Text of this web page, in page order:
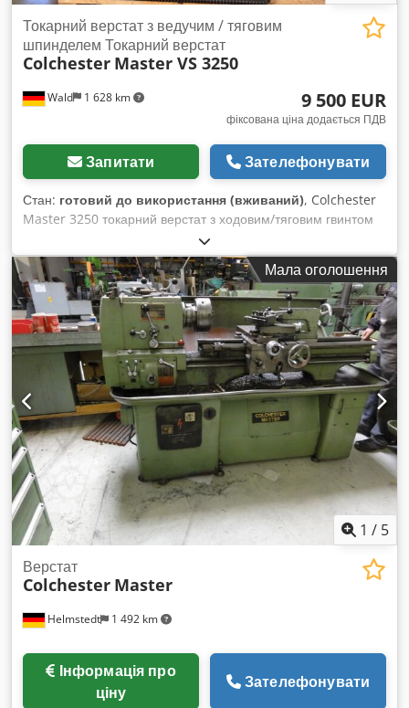
Wald 1 628 km
Токарний верстат з ведучим / тяговим
шпинделем Токарний верстат
Colchester Master VS 3250
9 500 EUR
фіксована ціна додається ПДВ
Запитати Зателефонувати
Стан: готовий до використання (вживаний), Colchester
Master 3250 токарний верстат з ходовим/тяговим гвинтом
Діаметр обробки над станиною: 350 мм Діаметр обробки
над супортом: бл. 196 мм Висота центрів: 170 мм Діаметр
отвору шпинделя: 42 мм Швидкість обертання шпинделя:
бл. 20–3250 об/хв Відстань між центрами: 1250 мм
Головний двигун: 7,5 кВт (10 к.с.) Різьби: • Метрична різьба:
крок 0,2–14 мм (51) • Дюймова різьба TPI: 2–56 (56) •
Модульна різьба: крок 0,2–3,5 (20) • Діаметральний крок
(DP): 8–56 (20) Dodpjy Nknkefx Afxsck Запрошуємо вас на
огляд обладнання. За бажанням можемо організувати для
вас недорогу доставку транспортною компанією! Ви
отримаєте офіційний рахунок. Для іноземних клієнтів
можливе оформлення рахунку без ПДВ за умови наявності
дійсного номеру ПДВ (USt.IdNr.). Можливий попередній
продаж. Відвідайте наш магазин та ознайомтеся з іншими
нашими пропозиціями. Використані торгові марки та товарні
знаки належать їх відповідним власникам і
використовуються лише з метою ідентифікації та опису
продукції. Технічні характеристики і опис можуть містити
неточності чи помилки; зміни залишаються за нами.
Мала оголошення
1 / 5
Helmstedt 1 492 km
Верстат
Colchester Master
ціну
Зателефонувати